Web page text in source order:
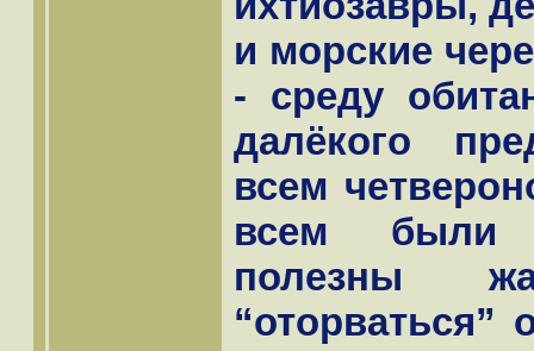
и морские
- среду
далёкого
всем
всем были
полезны
“оторваться”